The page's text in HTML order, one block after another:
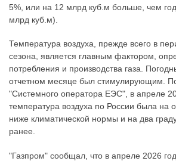
5%, или на 12 млрд куб.м больше, чем
млрд куб.м).
Температура воздуха, прежде всего в
сезона, является главным фактором,
потребления и производства газа.
отчетном месяце был стимулирующим.
"Системного оператора ЕЭС", в апреле
температура воздуха по России была на
ниже климатической нормы и на два
ранее.
"Газпром" сообщал, что в апреле 2026